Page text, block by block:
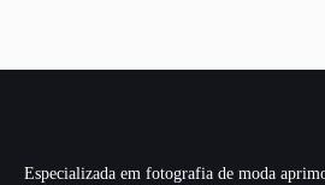
Especializada em fotografia de moda